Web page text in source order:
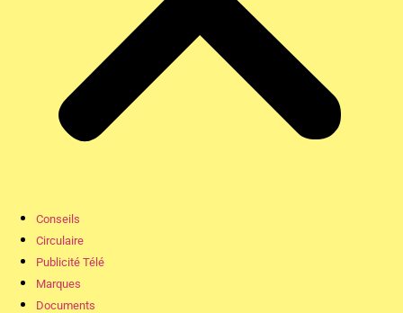
Conseils
Circulaire
Publicité Télé
Marques
Documents